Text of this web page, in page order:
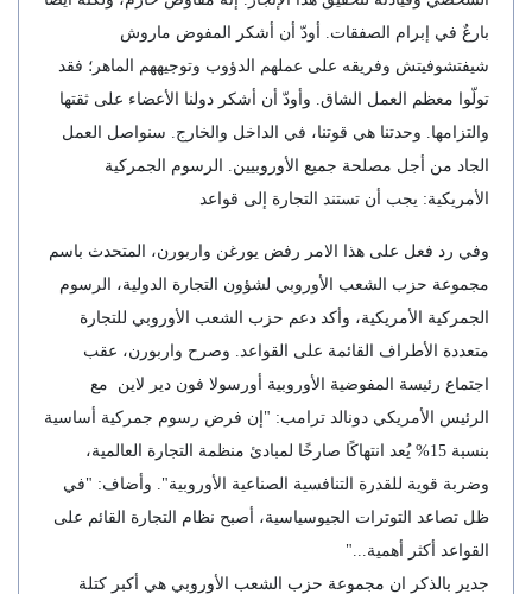
بارعٌ في إبرام الصفقات. أودّ أن أشكر المفوض ماروش
شيفتشوفيتش وفريقه على عملهم الدؤوب وتوجيههم الماهر؛ فقد
تولّوا معظم العمل الشاق. وأودّ أن أشكر دولنا الأعضاء على ثقتها
والتزامها. وحدتنا هي قوتنا، في الداخل والخارج. سنواصل العمل
الجاد من أجل مصلحة جميع الأوروبيين. الرسوم الجمركية
الأمريكية: يجب أن تستند التجارة إلى قواعد
وفي رد فعل على هذا الامر رفض يورغن واربورن، المتحدث باسم
مجموعة حزب الشعب الأوروبي لشؤون التجارة الدولية، الرسوم
الجمركية الأمريكية، وأكد دعم حزب الشعب الأوروبي للتجارة
متعددة الأطراف القائمة على القواعد. وصرح واربورن، عقب
اجتماع رئيسة المفوضية الأوروبية أورسولا فون دير لاين مع
الرئيس الأمريكي دونالد ترامب: "إن فرض رسوم جمركية أساسية
بنسبة 15% يُعد انتهاكًا صارخًا لمبادئ منظمة التجارة العالمية،
وضربة قوية للقدرة التنافسية الصناعية الأوروبية". وأضاف: "في
ظل تصاعد التوترات الجيوسياسية، أصبح نظام التجارة القائم على
القواعد أكثر أهمية..."
جدير بالذكر ان مجموعة حزب الشعب الأوروبي هي أكبر كتلة